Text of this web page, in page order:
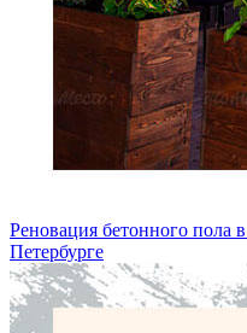
Реновация бетонного пола
Петербургe